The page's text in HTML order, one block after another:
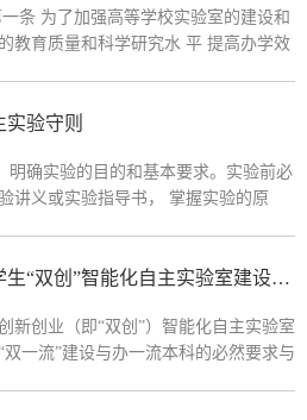
条 为了加强高等学校实验室的建设和
教育质量和科学研究水 平 提高办学效
技术开发的教学或科研实体 第三条 高
断提高实验教学水平 根据需要与可能
究 生产试验和技术开发工作 为 经济建
实验守则
明确实验的目的和基本要求。实验前必
讲义或实验指导书， 掌握实验的原
的指导下拟定出正确的实验方案。
和实验技术人员的指导；切实做到独
作、细致观察、 如实记录。自觉培养
四川大学大学生“双创”智能化自主实验室建设及运行管理办法
新创业（即“双创”）智能化自主实验室
双一流”建设与办一流本科的必然要求与